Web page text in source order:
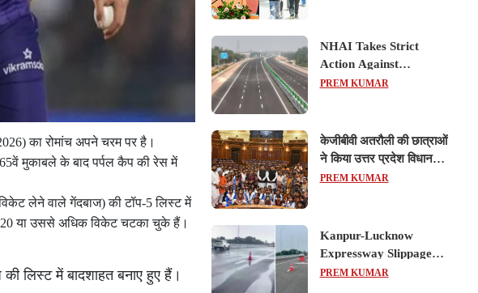
का रोमांच अपने चरम पर है।
मुकाबले के बाद पर्पल कैप की रेस में
लेने वाले गेंदबाज) की टॉप-5 लिस्ट में
20 या उससे अधिक विकेट चटका चुके हैं।
लिस्ट में बादशाहत बनाए हुए हैं।
NHAI Takes Strict
Action Against
Concessionaire,
Expressway Issues
PREM KUMAR
केजीबीवी अतरौली की छात्राओं
ने किया उत्तर प्रदेश विधानसभा
का शैक्षिक भ्रमण, लोकतांत्रिक
PREM KUMAR
Kanpur-Lucknow
Expressway Slippage
Action: कानपुर-लखनऊ
PREM KUMAR